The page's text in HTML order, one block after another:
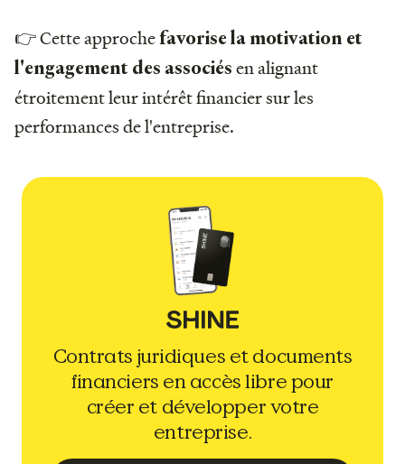
👉 Cette approchefavorise la motivation et
l'engagement des associés en alignant
étroitement leur intérêt financier sur les
performances de l'entreprise.
Contrats juridiques et documents
financiers en accès libre pour
créer et développer votre
entreprise.